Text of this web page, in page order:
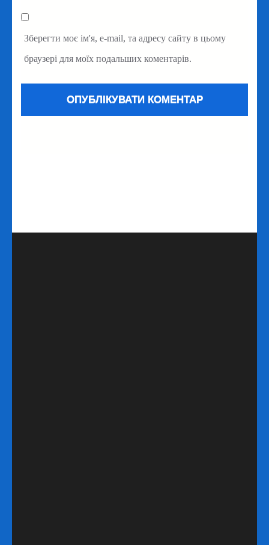
Зберегти моє ім'я, e-mail, та адресу сайту в цьому
браузері для моїх подальших коментарів.